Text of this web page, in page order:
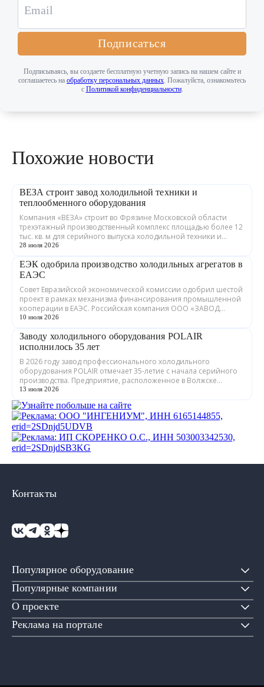
Подписаться
Подписываясь, вы создаете бесплатную учетную запись на нашем сайте и
соглашаетесь на обработку персональных данных . Пожалуйста, ознакомьтесь
с Политикой конфиденциальности.
Похожие новости
ВЕЗА строит завод холодильной техники и
теплообменного оборудования
Компания «ВЕЗА» строит во Фрязине Московской области
трехэтажный производственный комплекс площадью более 12
тыс. кв. м для серийного выпуска холодильной техники и
теплообменного оборудования. ...
28 июля 2026
ЕЭК одобрила производство холодильных агрегатов в
ЕАЭС
Совет Евразийской экономической комиссии одобрил шестой
проект в рамках механизма финансирования промышленной
кооперации в ЕАЭС. Российская компания ООО «ЗАВОД
ГРАДИЕНТ» совместно с предприятия...
10 июля 2026
Заводу холодильного оборудования POLAIR
исполнилось 35 лет
В 2026 году завод профессионального холодильного
оборудования POLAIR отмечает 35-летие с начала серийного
производства. Предприятие, расположенное в Волжске
Республики Марий Эл, выпускает обору...
13 июля 2026
Популярное оборудование
Популярные компании
О проекте
Реклама на портале
Контакты